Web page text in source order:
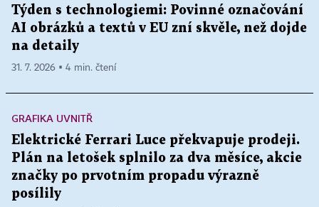
Týden s technologiemi: Povinné označování
AI obrázků a textů v EU zní skvěle, než dojde
na detaily
31. 7. 2026 ▪ 4 min. čtení
GRAFIKA UVNITŘ
Elektrické Ferrari Luce překvapuje prodeji.
Plán na letošek splnilo za dva měsíce, akcie
značky po prvotním propadu výrazně
posílily